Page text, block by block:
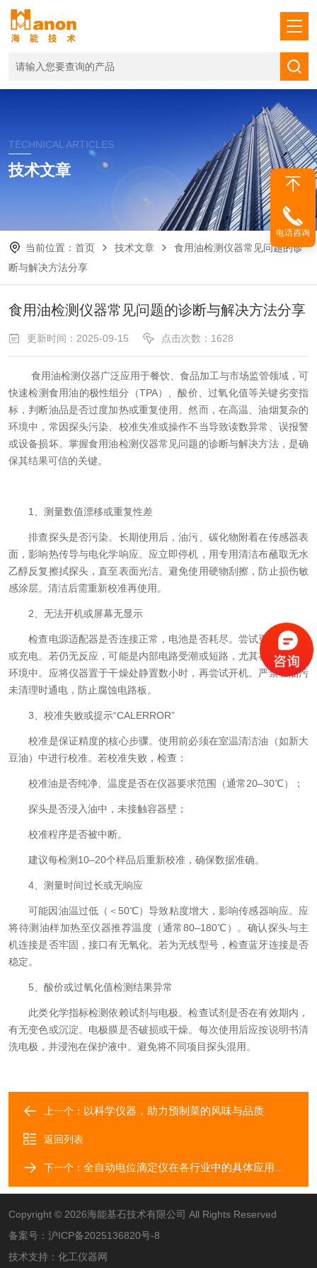
TECHNICAL ARTICLES
技术文章
当前位置： 首页 技术文章
食用油检测仪器常见问题的诊
断与解决方法分享
食用油检测仪器常见问题的诊断与解决方法分享
更新时间：2025-09-15 点击次数：1628
食用油检测仪器广泛应用于餐饮、食品加工与市场监管领域，可
快速检测食用油的极性组分（TPA）、酸价、过氧化值等关键劣变指
标，判断油品是否过度加热或重复使用。然而，在高温、油烟复杂的
环境中，常因探头污染、校准失准或操作不当导致读数异常、误报警
或设备损坏。掌握食用油检测仪器常见问题的诊断与解决方法，是确
保其结果可信的关键。
1、测量数值漂移或重复性差
排查探头是否污染。长期使用后，油污、碳化物附着在传感器表
面，影响热传导与电化学响应。应立即停机，用专用清洁布蘸取无水
乙醇反复擦拭探头，直至表面光洁。避免使用硬物刮擦，防止损伤敏
感涂层。清洁后需重新校准再使用。
2、无法开机或屏幕无显示
检查电源适配器是否连接正常，电池是否耗尽。尝试更换电源线
或充电。若仍无反应，可能是内部电路受潮或短路，尤其在高湿油烟
环境中。应将仪器置于干燥处静置数小时，再尝试开机。严禁在油污
未清理时通电，防止腐蚀电路板。
3、校准失败或提示“CALERROR”
校准是保证精度的核心步骤。使用前必须在室温清洁油（如新大
豆油）中进行校准。若校准失败，检查：
校准油是否纯净、温度是否在仪器要求范围（通常20–30℃）；
探头是否浸入油中，未接触容器壁；
校准程序是否被中断。
建议每检测10–20个样品后重新校准，确保数据准确。
4、测量时间过长或无响应
可能因油温过低（＜50℃）导致粘度增大，影响传感器响应。应
将待测油样加热至仪器推荐温度（通常80–180℃）。确认探头与主
机连接是否牢固，接口有无氧化。若为无线型号，检查蓝牙连接是否
稳定。
5、酸价或过氧化值检测结果异常
此类化学指标检测依赖试剂与电极。检查试剂是否在有效期内，
有无变色或沉淀。电极膜是否破损或干燥。每次使用后应按说明书清
洗电极，并浸泡在保护液中。避免将不同项目探头混用。
上一个： 以科学仪器，助力预制菜的风味与品质
返回列表
下一个： 全自动电位滴定仪在各行业中的具体应用分享
Copyright © 2026海能基石技术有限公司 All Rights Reserved
备案号： 沪ICP备2025136820号-8
技术支持： 化工仪器网
电话咨询